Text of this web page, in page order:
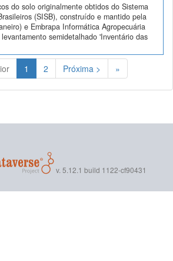
do solo originalmente obtidos do Sistema
(SISB), construído e mantido pela
e Embrapa Informática Agropecuária
semidetalhado 'Inventário das
1 (Atual)
2 Próxima > »
v. 5.12.1 build 1122-cf90431